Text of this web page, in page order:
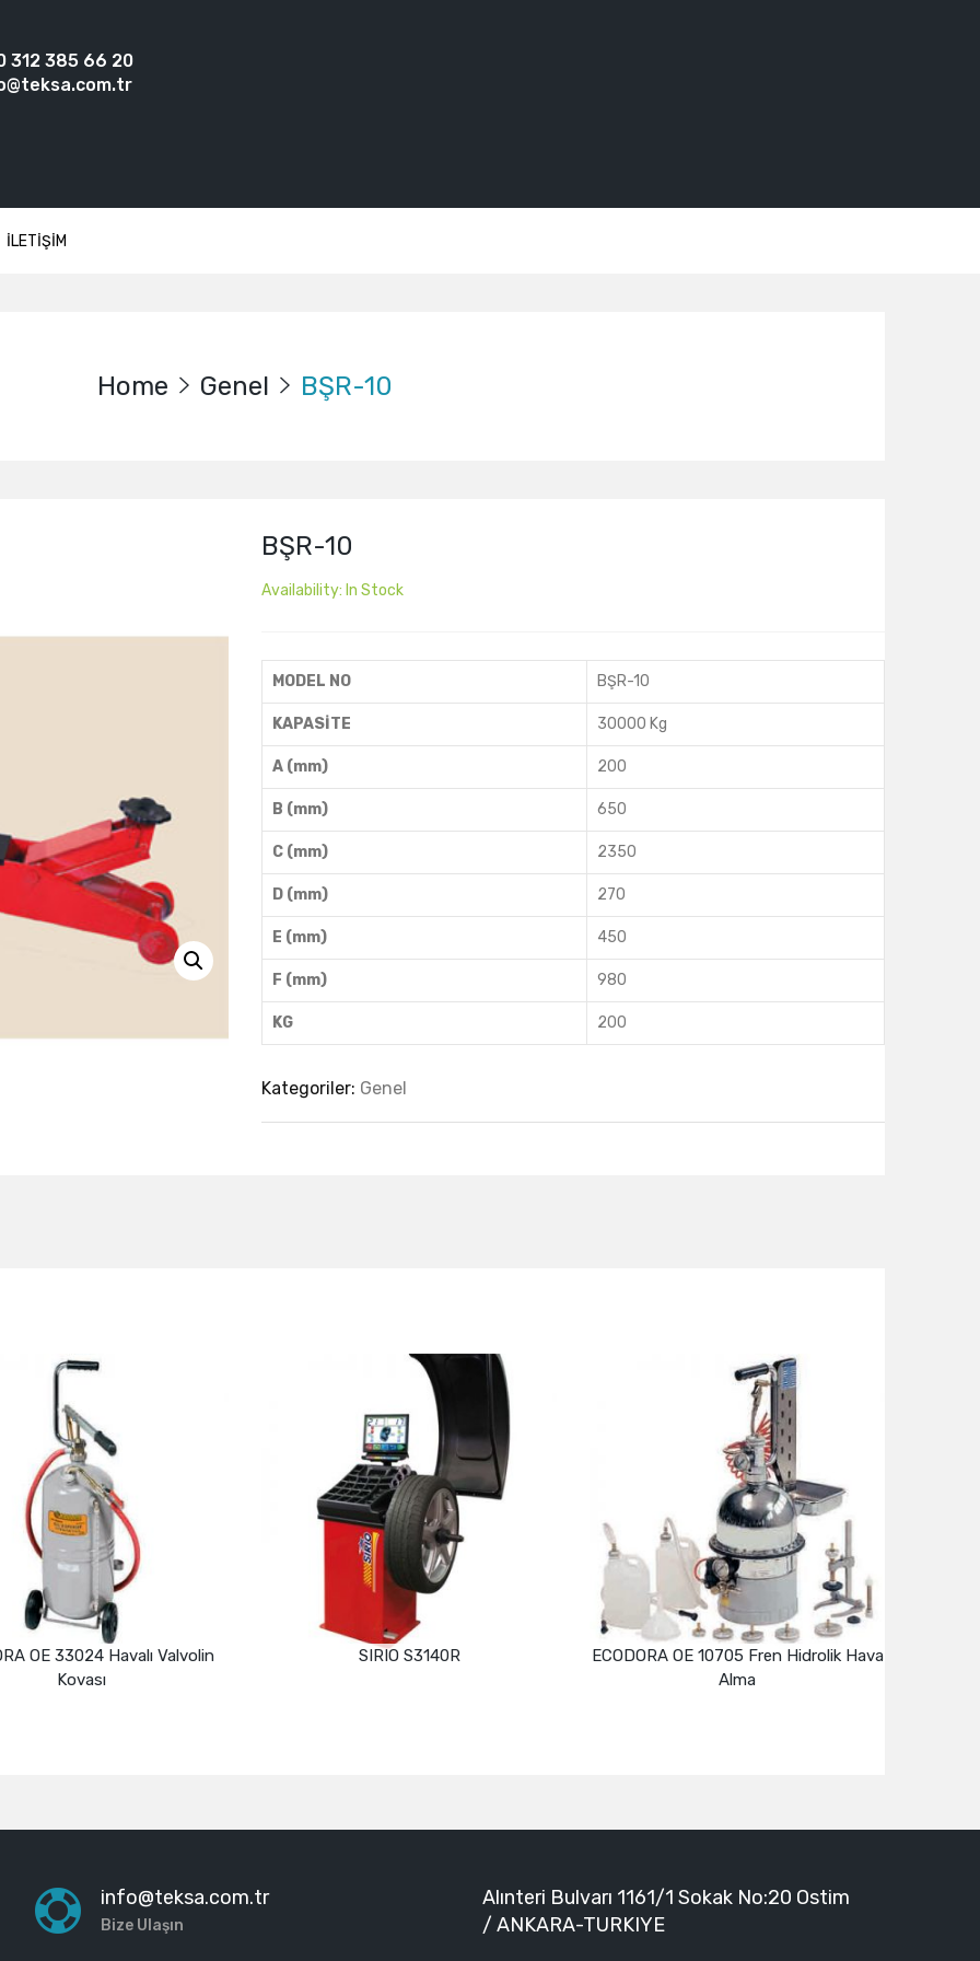
312 385 66 20
İLETİŞİM
Home Genel BŞR-10
BŞR-10
Availability: In Stock
MODEL NO BŞR-10
KAPASİTE 30000 Kg
A (mm) 200
B (mm) 650
C (mm) 2350
D (mm) 270
E (mm) 450
F (mm) 980
KG 200
Kategoriler: Genel
SIRIO S3140R
ECODORA OE 10705 Fren Hidrolik Hava
ECODORA MERKEZİ YAĞLAMA
info@teksa.com.tr
Bize Ulaşın
Alınteri Bulvarı 1161/1 Sokak No:20 Ostim
/ ANKARA-TURKIYE